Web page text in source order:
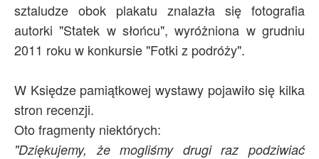
sztaludze obok plakatu znalazła się fotografia
autorki "Statek w słońcu", wyróżniona w grudniu
2011 roku w konkursie "Fotki z podróży".
W Księdze pamiątkowej wystawy pojawiło się kilka
stron recenzji.
Oto fragmenty niektórych:
"Dziękujemy, że mogliśmy drugi raz podziwiać